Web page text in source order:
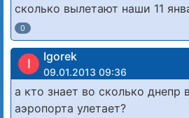
сколько вылетают наши 11
0
I Igorek
09.01.2013 09:36
а кто знает во сколько днепр
аэропорта улетает?